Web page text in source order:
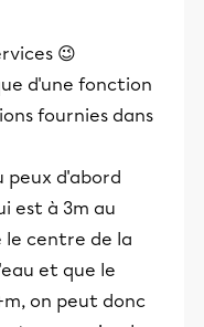
😉
d'une fonction
fournies dans
peux d'abord
est à 3m au
le centre de la
et que le
on peut donc